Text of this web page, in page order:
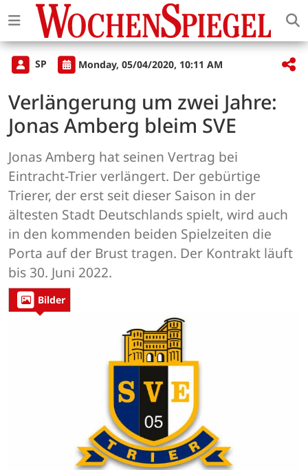
SP Monday, 05/04/2020, 10:11 AM
Verlängerung um zwei Jahre:
Jonas Amberg bleim SVE
Jonas Amberg hat seinen Vertrag bei
Eintracht-Trier verlängert. Der gebürtige
Trierer, der erst seit dieser Saison in der
ältesten Stadt Deutschlands spielt, wird auch
in den kommenden beiden Spielzeiten die
Porta auf der Brust tragen. Der Kontrakt läuft
bis 30. Juni 2022.
Bilder